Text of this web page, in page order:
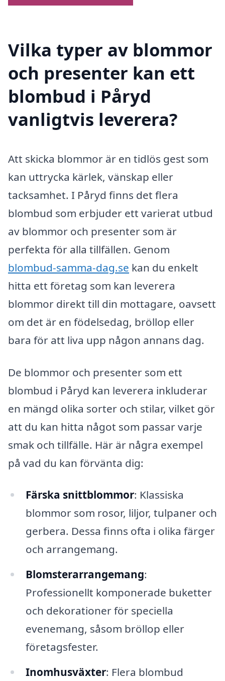
Vilka typer av blommor
och presenter kan ett
blombud i Påryd
vanligtvis leverera?
Att skicka blommor är en tidlös gest som
kan uttrycka kärlek, vänskap eller
tacksamhet. I Påryd finns det flera
blombud som erbjuder ett varierat utbud
av blommor och presenter som är
perfekta för alla tillfällen. Genom
blombud-samma-dag.se kan du enkelt
hitta ett företag som kan leverera
blommor direkt till din mottagare, oavsett
om det är en födelsedag, bröllop eller
bara för att liva upp någon annans dag.
De blommor och presenter som ett
blombud i Påryd kan leverera inkluderar
en mängd olika sorter och stilar, vilket gör
att du kan hitta något som passar varje
smak och tillfälle. Här är några exempel
på vad du kan förvänta dig:
Färska snittblommor: Klassiska
blommor som rosor, liljor, tulpaner och
gerbera. Dessa finns ofta i olika färger
och arrangemang.
Blomsterarrangemang:
Professionellt komponerade buketter
och dekorationer för speciella
evenemang, såsom bröllop eller
företagsfester.
Inomhusväxter: Flera blombud